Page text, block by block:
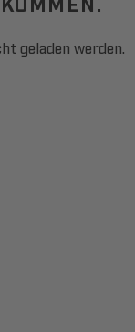
geladen werden.